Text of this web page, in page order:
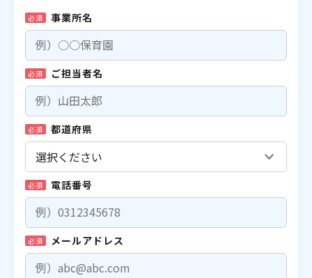
必須 事業所名
必須 ご担当者名
必須 都道府県
必須 電話番号
必須 メールアドレス